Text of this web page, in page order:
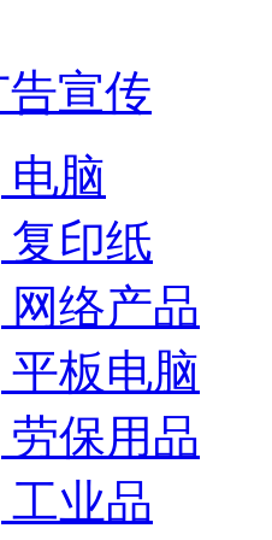
宣传
电脑
复印纸
络产品
板电脑
劳保用品
工业品